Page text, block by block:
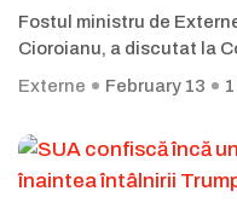
Fostul ministru de
Cioroianu, a discutat la
Externe
February 13